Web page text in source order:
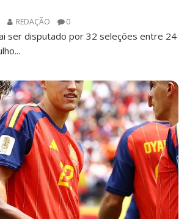
REDAÇÃO 0
ser disputado por 32 seleções entre 24